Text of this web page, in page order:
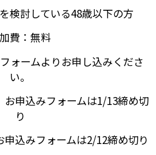
検討している48歳以下の方
費：無料
ォームよりお申し込みくださ
い。
お申込みフォームは1/13締め切
り
込みフォームは2/12締め切り